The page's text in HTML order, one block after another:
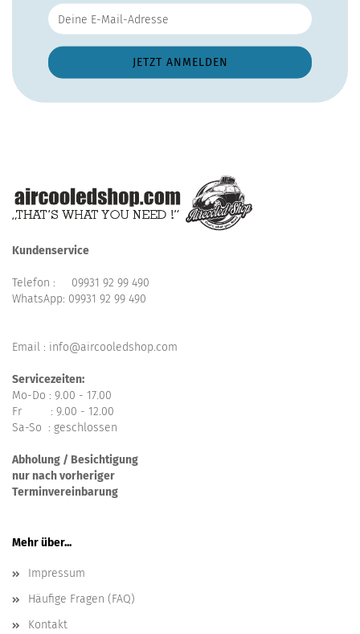
Kundenservice
Telefon : 09931 92 99 490
WhatsApp: 09931 92 99 490
Email : info@aircooledshop.com
Servicezeiten:
Mo-Do : 9.00 - 17.00
Fr : 9.00 - 12.00
Sa-So : geschlossen
Abholung / Besichtigung
nur nach vorheriger
Terminvereinbarung
Mehr über...
Impressum
Häufige Fragen (FAQ)
Kontakt